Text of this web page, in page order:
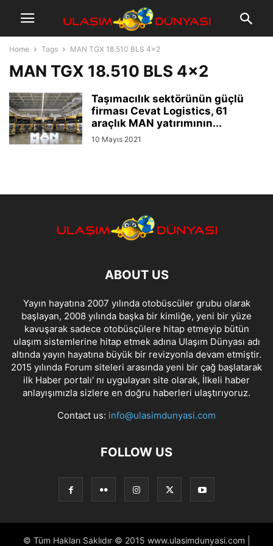
Home Tags MAN TGX 18.510 BLS 4×2
MAN TGX 18.510 BLS 4×2
Taşımacılık sektörünün güçlü
firması Cevat Logistics, 61
araçlık MAN yatırımının...
10 Mayıs 2021
ABOUT US
Yayın hayatına 2007 yılında otobüscüler grubu olarak
başlayan, 2008 yılında başka bir kimliğe, yeni bir yüze
kavuşarak sadece otobüsçülere hitap etmeyip bütün
ulaşım sistemlerine hitap etmek adına Ulaşım Dünyası adı
altında yayın hayatına büyük bir revizyonla devam etmiştir.
2015 yılında Forum siteleri arasında yeni bir çağ başlatarak
ilk Haber portalı' nı uygulayan site olarak, İlkeli haber
anlayışımızla sizlere en doğru haberleri ulaştırıyoruz.
Contact us: info@ulasimdunyasi.com
FOLLOW US
© Tüm Hakları Saklıdır © 2015 www.ulasimdunyasi.com |